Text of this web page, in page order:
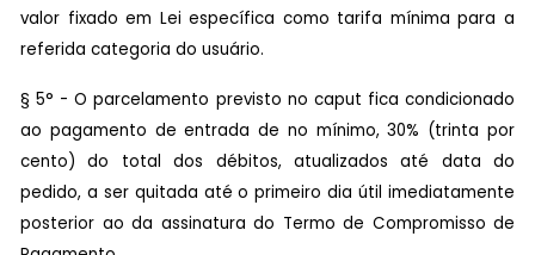
valor fixado em Lei específica como tarifa mínima para a
referida categoria do usuário.
§ 5° - O parcelamento previsto no caput fica condicionado
ao pagamento de entrada de no mínimo, 30% (trinta por
cento) do total dos débitos, atualizados até data do
pedido, a ser quitada até o primeiro dia útil imediatamente
posterior ao da assinatura do Termo de Compromisso de